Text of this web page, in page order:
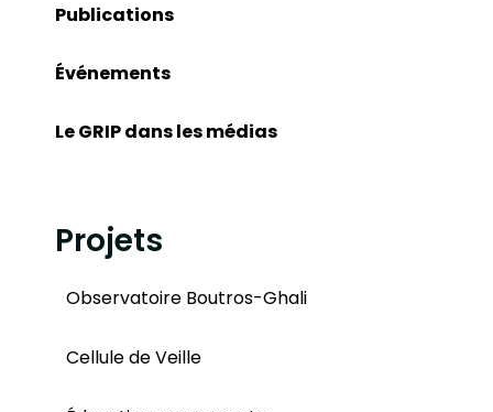
Publications
Événements
Le GRIP dans les médias
Projets
Observatoire Boutros-Ghali
Cellule de Veille